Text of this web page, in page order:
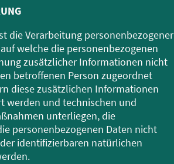
die Verarbeitung personenbezogener
welche die personenbezogenen
zusätzlicher Informationen nicht
betroffenen Person zugeordnet
diese zusätzlichen Informationen
werden und technischen und
unterliegen, die
personenbezogenen Daten nicht
identifizierbaren natürlichen